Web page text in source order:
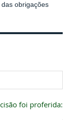
obrigações
foi proferida: